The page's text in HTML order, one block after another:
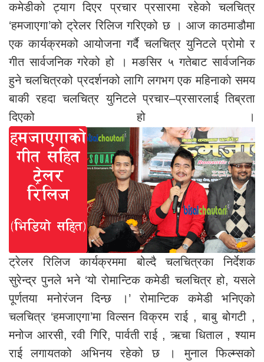
कमेडीको ट्याग दिएर प्रचार प्रसारमा रहेको चलचित्र
‘हमजाएगा’को ट्रेलर रिलिज गरिएको छ । आज काठमाडौमा
एक कार्यक्रमको आयोजना गर्दै चलचित्र युनिटले प्रोमो र
गीत सार्वजनिक गरेको हो । मङसिर ५ गतेबाट सार्वजनिक
हुने चलचित्रको प्रदर्शनको लागि लगभग एक महिनाको समय
बाकी रहदा चलचित्र युनिटले प्रचार–प्रसारलाई तिब्रता
दिएको हो ।
ट्रेलर रिलिज कार्यक्रममा बोल्दै चलचित्रका निर्देशक
सुरेन्द्र पुनले भने ‘यो रोमान्टिक कमेडी चलचित्र हो, यसले
पूर्णतया मनोरंजन दिन्छ ।’ रोमान्टिक कमेडी भनिएको
चलचित्र ‘हमजाएगा’मा विल्सन विक्रम राई , बाबु बोगटी ,
मनोज आरसी, रवी गिरि, पार्वती राई , ऋचा धिताल , श्याम
राई लगायतको अभिनय रहेको छ । मुनाल फिल्म्सको